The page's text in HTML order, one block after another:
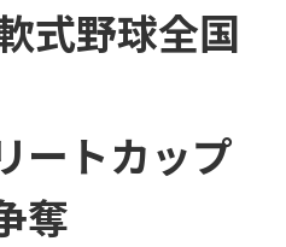
式野球全国
ートカップ
奪